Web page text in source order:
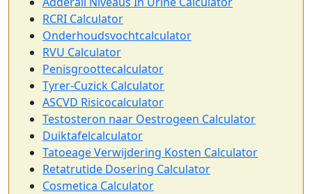
RCRI Calculator
Onderhoudsvochtcalculator
RVU Calculator
Penisgroottecalculator
Tyrer-Cuzick Calculator
ASCVD Risicocalculator
Testosteron naar Oestrogeen Calculator
Duiktafelcalculator
Tatoeage Verwijdering Kosten Calculator
Retatrutide Dosering Calculator
Cosmetica Calculator